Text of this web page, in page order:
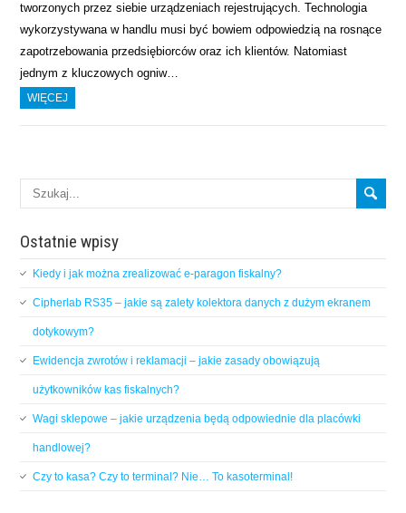
tworzonych przez siebie urządzeniach rejestrujących. Technologia
wykorzystywana w handlu musi być bowiem odpowiedzią na rosnące
zapotrzebowania przedsiębiorców oraz ich klientów. Natomiast
jednym z kluczowych ogniw…
WIĘCEJ
Ostatnie wpisy
Kiedy i jak można zrealizować e-paragon fiskalny?
Cipherlab RS35 – jakie są zalety kolektora danych z dużym ekranem
dotykowym?
Ewidencja zwrotów i reklamacji – jakie zasady obowiązują
użytkowników kas fiskalnych?
Wagi sklepowe – jakie urządzenia będą odpowiednie dla placówki
handlowej?
Czy to kasa? Czy to terminal? Nie… To kasoterminal!